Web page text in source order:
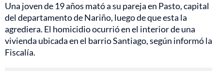
Una joven de 19 años mató a su pareja en Pasto, capital
del departamento de Nariño, luego de que esta la
agrediera. El homicidio ocurrió en el interior de una
vivienda ubicada en el barrio Santiago, según informó la
Fiscalía.